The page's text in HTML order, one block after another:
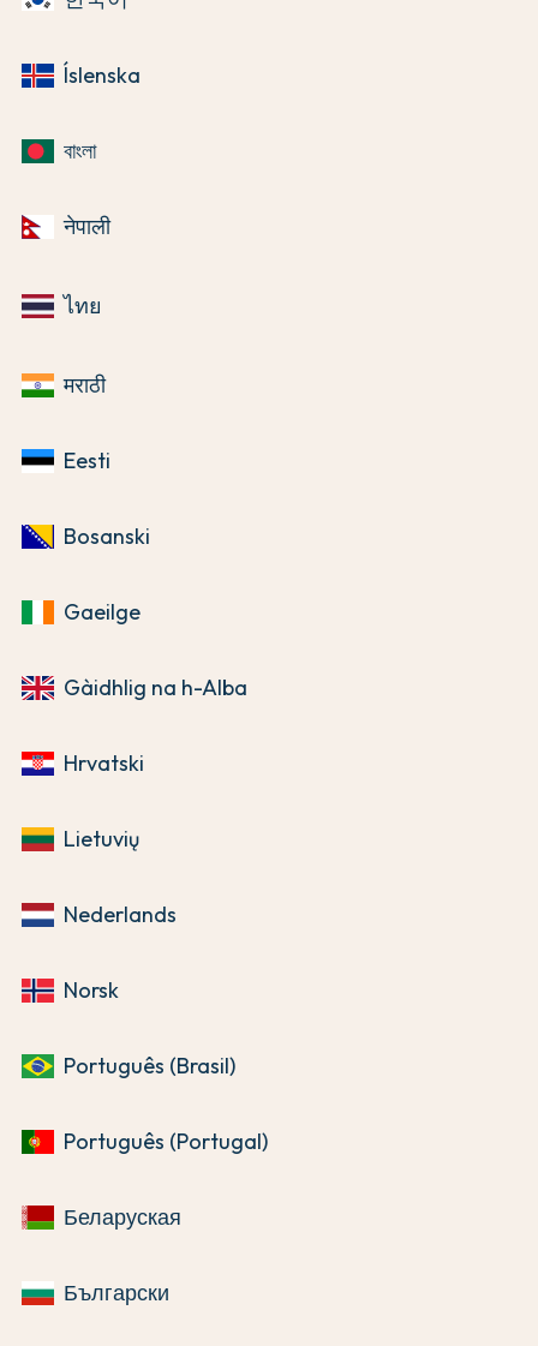
Íslenska
বাংলা
नेपाली
ไทย
मराठी
Eesti
Bosanski
Gaeilge
Gàidhlig na h-Alba
Hrvatski
Lietuvių
Nederlands
Norsk
Português (Brasil)
Português (Portugal)
Беларуская
Български